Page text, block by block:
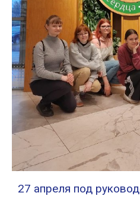
27 апреля под